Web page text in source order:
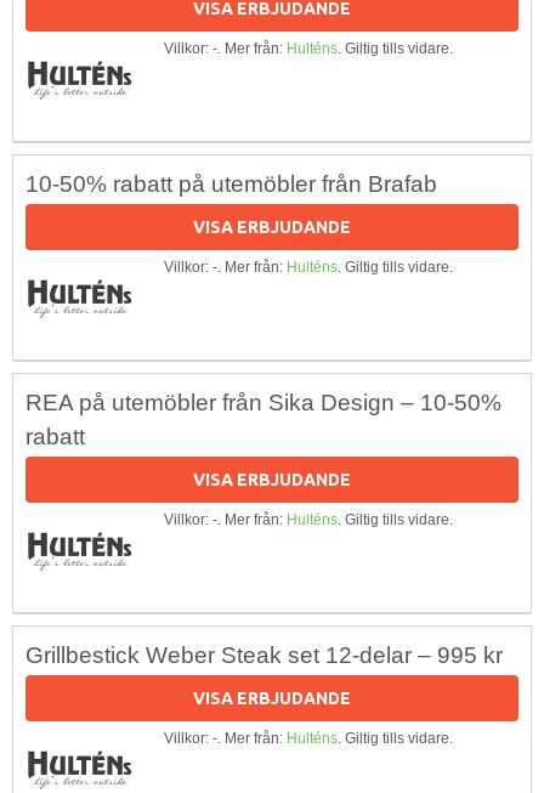
VISA ERBJUDANDE
Villkor: -. Mer från: Hulténs. Giltig tills vidare.
10-50% rabatt på utemöbler från Brafab
VISA ERBJUDANDE
Villkor: -. Mer från: Hulténs. Giltig tills vidare.
REA på utemöbler från Sika Design – 10-50%
rabatt
VISA ERBJUDANDE
Villkor: -. Mer från: Hulténs. Giltig tills vidare.
Grillbestick Weber Steak set 12-delar – 995 kr
VISA ERBJUDANDE
Villkor: -. Mer från: Hulténs. Giltig tills vidare.